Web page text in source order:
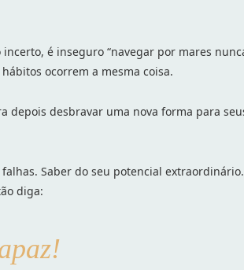
é inseguro “navegar por mares
ocorrem a mesma coisa.
depois desbravar uma nova forma para
Saber do seu potencial
diga: